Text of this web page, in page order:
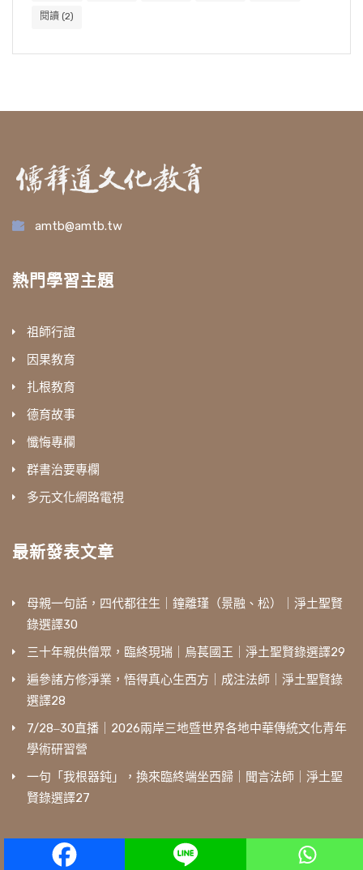
閱讀 (2)
amtb@amtb.tw
熱門學習主題
祖師行誼
因果教育
扎根教育
德育故事
懺悔專欄
群書治要專欄
多元文化網路電視
最新發表文章
母親一句話，四代都往生｜鐘離瑾（景融、松）｜淨土聖賢
錄選譯30
三十年親供僧眾，臨終現瑞｜烏萇國王｜淨土聖賢錄選譯29
遍參諸方修淨業，悟得真心生西方｜成注法師｜淨土聖賢錄
選譯28
7/28‒30直播｜2026兩岸三地暨世界各地中華傳統文化青年
學術研習營
一句「我根器鈍」，換來臨終端坐西歸｜聞言法師｜淨土聖
賢錄選譯27
相關學習網站